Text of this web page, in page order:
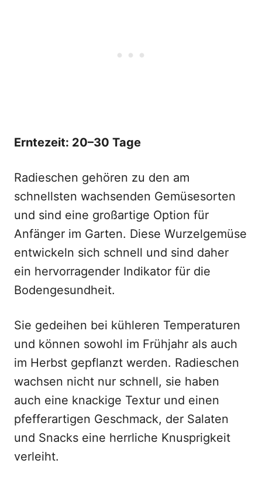
Erntezeit: 20–30 Tage
Radieschen gehören zu den am
schnellsten wachsenden Gemüsesorten
und sind eine großartige Option für
Anfänger im Garten. Diese Wurzelgemüse
entwickeln sich schnell und sind daher
ein hervorragender Indikator für die
Bodengesundheit.
Sie gedeihen bei kühleren Temperaturen
und können sowohl im Frühjahr als auch
im Herbst gepflanzt werden. Radieschen
wachsen nicht nur schnell, sie haben
auch eine knackige Textur und einen
pfefferartigen Geschmack, der Salaten
und Snacks eine herrliche Knusprigkeit
verleiht.